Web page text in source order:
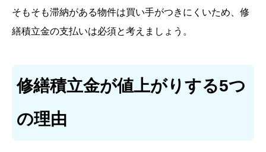
そもそも滞納がある物件は買い手がつきにくいため、修
繕積立金の支払いは必須と考えましょう。
修繕積立金が値上がりする5つ
の理由